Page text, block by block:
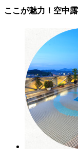
ここが魅力！空中